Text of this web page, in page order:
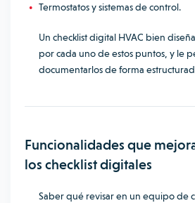
Termostatos y sistemas de control.
Un checklist digital HVAC bien
por cada uno de estos puntos, y le
documentarlos de forma
Funcionalidades que
los checklist digitales
Saber qué revisar en un equipo de